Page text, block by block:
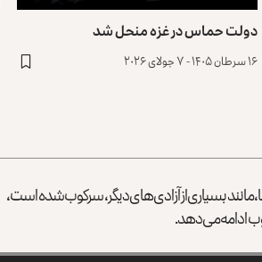
دولت حماس در غزه منحل شد
۱۶ سرطان ۱۴۰۵ - ۷ جولای ۲۰۲۶
مانند بسیاری از آزادی‌های دیگر، سرکوب شده است،
ادامه می‌دهد.